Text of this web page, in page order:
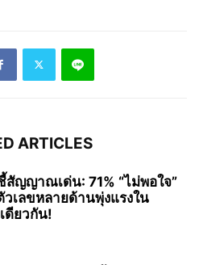
ARTICLES
สัญญาณเด่น: 71% “ไม่พอใจ”
เลขหลายด้านพุ่งแรงใน
ดียวกัน!